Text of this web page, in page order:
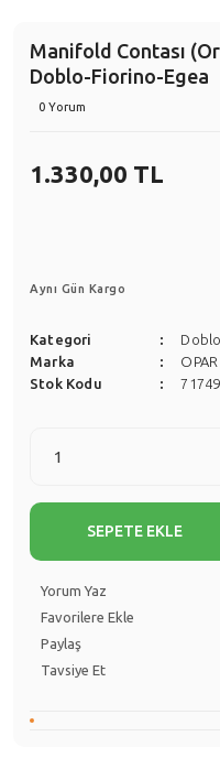
Manifold Contası
Doblo-Fiorino-Egea
0 Yorum
1.330,00 TL
Aynı Gün Kargo
Kategori
Doblo
Marka
OPAR
Stok Kodu
SEPETE EKLE
Yorum Yaz
Paylaş
Tavsiye Et